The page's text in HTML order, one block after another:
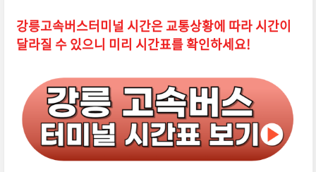
강릉고속버스터미널 시간은 교통상황에 따라 시간이
달라질 수 있으니 미리 시간표를 확인하세요!